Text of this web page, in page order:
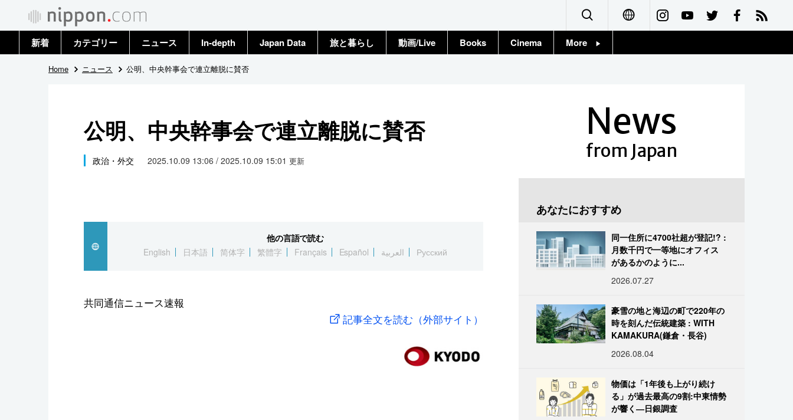
Français
新着 カテゴリー
政治・外交
国際
科学・技術
暮らし
ニュース
トップ
In-depth Japan Data 旅と暮らし 動画/Live Books Cinema More
Home ニュース 公明、中央幹事会で連立離脱に賛否
公明、中央幹事会で連立離脱に賛否
政治・外交 2025.10.09 13:06 / 2025.10.09 15:01 更新
他の言語で読む
English
日本語 简体字 繁體字 Français Español العربية Русский
共同通信ニュース速報
記事全文を読む（外部サイト）
News
from Japan
あなたにおすすめ
同一住所に4700社超が登記!? :
月数千円で一等地にオフィス
があるかのように...
2026.07.27
豪雪の地と海辺の町で220年の
時を刻んだ伝統建築 : WITH
KAMAKURA(鎌倉・長谷)
2026.08.04
物価は「1年後も上がり続け
る」が過去最高の9割:中東情勢
が響く―日銀調査